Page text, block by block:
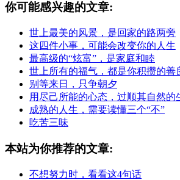
你可能感兴趣的文章:
世上最美的风景，是回家的路两旁
这四件小事，可能会改变你的人生
最高级的“炫富”，是家庭和睦
世上所有的福气，都是你积攒的善
别等来日，只争朝夕
用尽己所能的心态，过顺其自然的
成熟的人生，需要读懂三个“不”
吃苦三味
本站为你推荐的文章:
不想努力时，看看这4句话